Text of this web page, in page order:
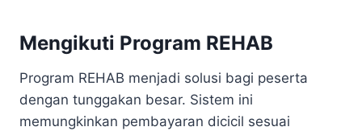
Mengikuti Program REHAB
Program REHAB menjadi solusi bagi peserta
dengan tunggakan besar. Sistem ini
memungkinkan pembayaran dicicil sesuai